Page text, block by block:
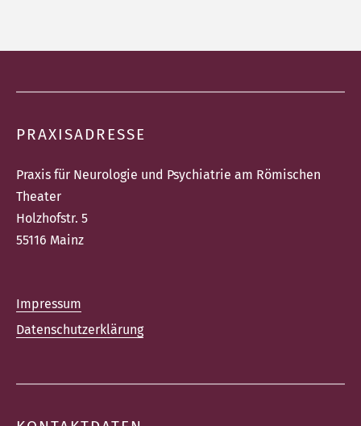
PRAXISADRESSE
Praxis für Neurologie und Psychiatrie am Römischen
Theater
Holzhofstr. 5
55116 Mainz
Impressum
Datenschutzerklärung